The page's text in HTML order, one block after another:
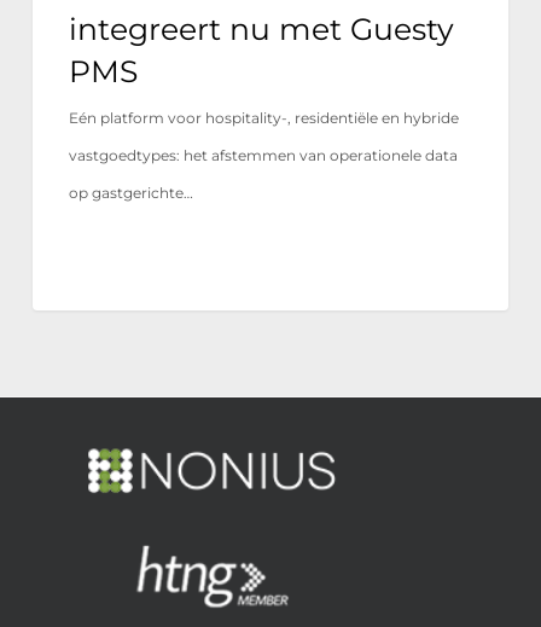
integreert nu met Guesty
PMS
Eén platform voor hospitality-, residentiële en hybride
vastgoedtypes: het afstemmen van operationele data
op gastgerichte…